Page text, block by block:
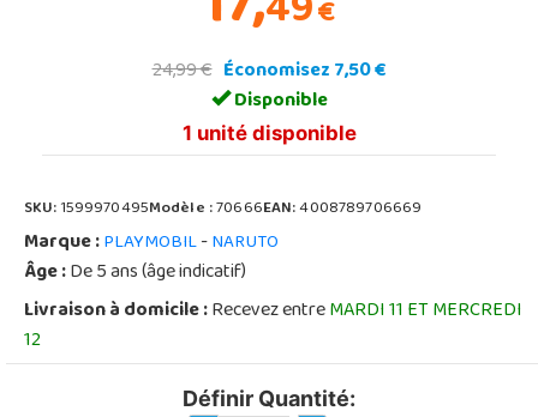
€
24,99 € Économisez 7,50 €
Disponible
1 unité disponible
SKU:1599970495Modèle :70666EAN:4008789706669
Marque :PLAYMOBIL-NARUTO
Âge :De 5 ans (âge indicatif)
Livraison à domicile :Recevez entreMARDI 11 ET MERCREDI
12
Définir Quantité: